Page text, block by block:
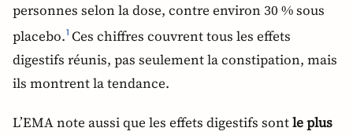
personnes selon la dose, contre environ 30 % sous
placebo.1 Ces chiffres couvrent tous les effets
digestifs réunis, pas seulement la constipation, mais
ils montrent la tendance.
L’EMA note aussi que les effets digestifs sontle plus